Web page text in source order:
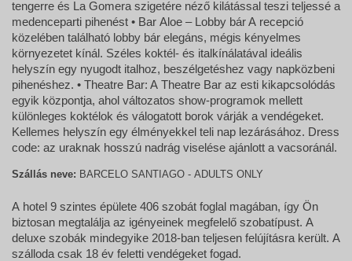
tengerre és La Gomera szigetére néző kilátással teszi teljessé a
medenceparti pihenést • Bar Aloe – Lobby bár A recepció
közelében található lobby bár elegáns, mégis kényelmes
környezetet kínál. Széles koktél- és italkínálatával ideális
helyszín egy nyugodt italhoz, beszélgetéshez vagy napközbeni
pihenéshez. • Theatre Bar: A Theatre Bar az esti kikapcsolódás
egyik központja, ahol változatos show-programok mellett
különleges koktélok és válogatott borok várják a vendégeket.
Kellemes helyszín egy élményekkel teli nap lezárásához. Dress
code: az uraknak hosszú nadrág viselése ajánlott a vacsoránál.
Szállás neve: BARCELO SANTIAGO - ADULTS ONLY
A hotel 9 szintes épülete 406 szobát foglal magában, így Ön
biztosan megtalálja az igényeinek megfelelő szobatípust. A
deluxe szobák mindegyike 2018-ban teljesen felújításra került. A
szálloda csak 18 év feletti vendégeket fogad.